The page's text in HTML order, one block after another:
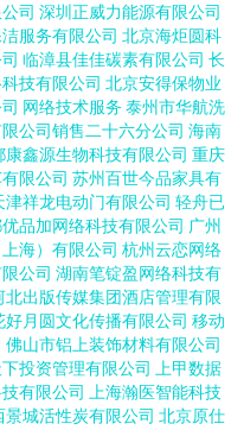
司 深圳正威力能源有限公司
洁服务有限公司 北京海炬圆科
临漳县佳佳碳素有限公司 长
技有限公司 北京安得保物业
网络技术服务 泰州市华航洗
公司销售二十六分公司 海南
康鑫源生物科技有限公司 重庆
限公司 苏州百世今品家具有
津祥龙电动门有限公司 轻舟已
品加网络科技有限公司 广州
海）有限公司 杭州云恋网络
公司 湖南笔锭盈网络科技有
北出版传媒集团酒店管理有限
好月圆文化传播有限公司 移动
佛山市铝上装饰材料有限公司
投资管理有限公司
上甲数据
有限公司
上海瀚医智能科技
景城活性炭有限公司 北京原仕